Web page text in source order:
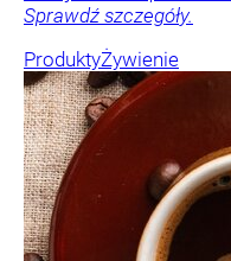
Sprawdź szczegóły.
ProduktyŻywienie